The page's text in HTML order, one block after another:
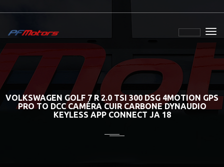
VOLKSWAGEN GOLF 7 R 2.0 TSI 300 DSG 4MOTION GPS
PRO TO DCC CAMÉRA CUIR CARBONE DYNAUDIO
KEYLESS APP CONNECT JA 18